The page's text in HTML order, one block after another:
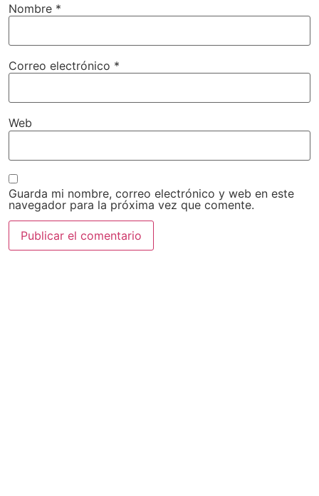
Nombre *
Correo electrónico *
Web
Guarda mi nombre, correo electrónico y web en este
navegador para la próxima vez que comente.